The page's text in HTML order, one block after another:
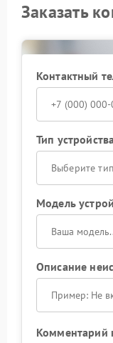
Заказать
Контактный
Тип
Выберите
Модель
Описание
Комментарий